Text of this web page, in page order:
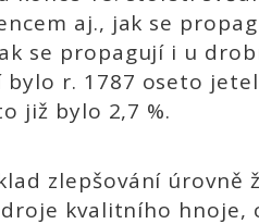
aj., jak se
se propagují i u
r. 1787 oseto
již bylo 2,7 %.
zlepšování úrovně
kvalitního hnoje,